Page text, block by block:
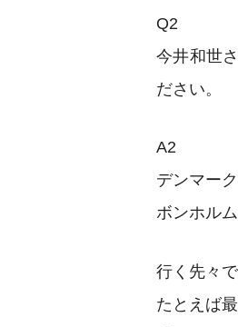
Q2
今井和世
ださい。
A2
デンマー
ボンホル
行く先々で
たとえば